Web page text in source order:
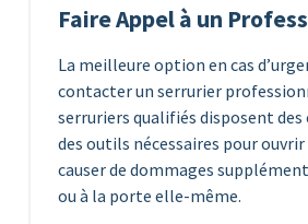
Faire Appel à un
La meilleure option en cas
contacter un serrurier
serruriers qualifiés disposent
des outils nécessaires pour
causer de dommages
ou à la porte elle-même.